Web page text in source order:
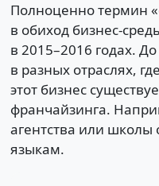
Полноценно термин
в обиход бизнес-
в 2015–2016 годах.
в разных отраслях,
этот бизнес
франчайзинга.
агентства или
языкам.